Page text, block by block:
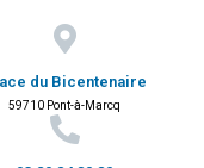
du Bicentenaire
59710 Pont-à-Marcq